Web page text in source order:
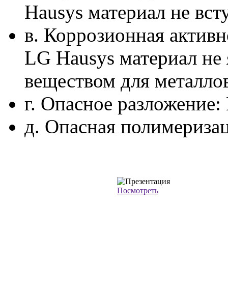
Hausys материал не
в. Коррозионная
LG Hausys материал
веществом для
г. Опасное
д. Опасная
Посмотреть